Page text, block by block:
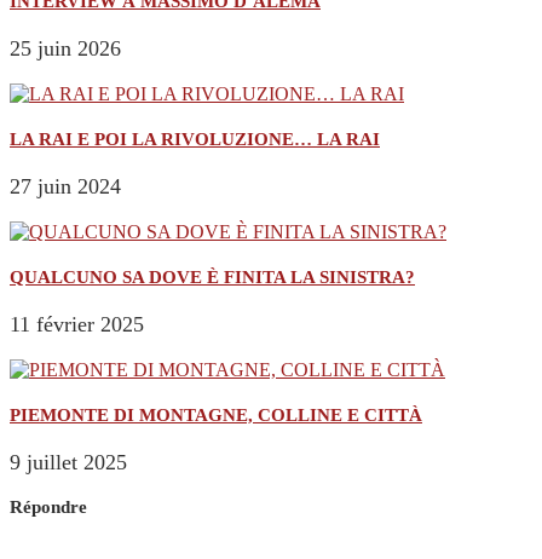
25 juin 2026
LA RAI E POI LA RIVOLUZIONE… LA RAI
27 juin 2024
QUALCUNO SA DOVE È FINITA LA SINISTRA?
11 février 2025
PIEMONTE DI MONTAGNE, COLLINE E CITTÀ
9 juillet 2025
Répondre